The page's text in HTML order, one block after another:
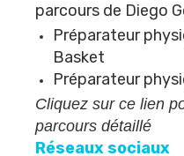
parcours de Diego
Préparateur
Basket
Préparateur
Cliquez sur ce lien
parcours détaillé
Réseaux sociaux